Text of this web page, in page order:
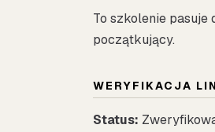
To szkolenie pasuje
początkujący.
WERYFIKACJA
Status: